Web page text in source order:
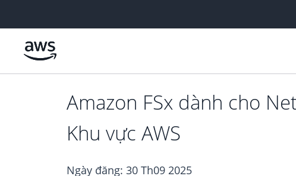
Amazon FSx dành cho
Khu vực AWS
Ngày đăng: 30 Th09 2025